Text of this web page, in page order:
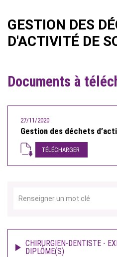
CHIRURGIEN-DENTISTE -
DIPLÔME(S)
GESTION DES
D'ACTIVITÉ DE
Documents à
27/11/2020
Gestion des déchets
TÉLÉCHARGER